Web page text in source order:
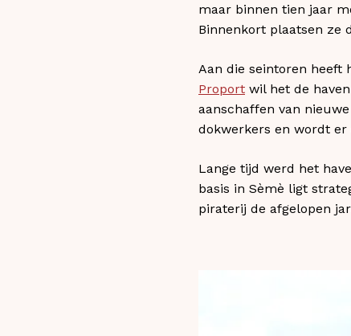
maar binnen tien jaar
Binnenkort plaatsen ze
Aan die seintoren heeft
Proport wil het de
aanschaffen van
dokwerkers en wordt
Lange tijd werd het
basis in Sèmè ligt
piraterij de afgelopen